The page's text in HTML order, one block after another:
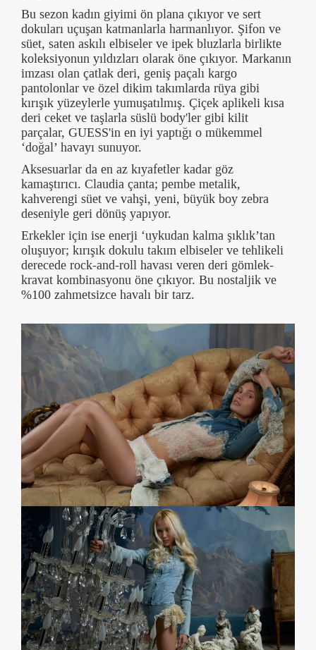
Bu sezon kadın giyimi ön plana çıkıyor ve sert
dokuları uçuşan katmanlarla harmanlıyor. Şifon ve
süet, saten askılı elbiseler ve ipek bluzlarla birlikte
koleksiyonun yıldızları olarak öne çıkıyor. Markanın
imzası olan çatlak deri, geniş paçalı kargo
pantolonlar ve özel dikim takımlarda rüya gibi
kırışık yüzeylerle yumuşatılmış. Çiçek aplikeli kısa
deri ceket ve taşlarla süslü body'ler gibi kilit
parçalar, GUESS'in en iyi yaptığı o mükemmel
‘doğal’ havayı sunuyor.
Aksesuarlar da en az kıyafetler kadar göz
kamaştırıcı. Claudia çanta; pembe metalik,
kahverengi süet ve vahşi, yeni, büyük boy zebra
deseniyle geri dönüş yapıyor.
Erkekler için ise enerji ‘uykudan kalma şıklık’tan
oluşuyor; kırışık dokulu takım elbiseler ve tehlikeli
derecede rock-and-roll havası veren deri gömlek-
kravat kombinasyonu öne çıkıyor. Bu nostaljik ve
%100 zahmetsizce havalı bir tarz.